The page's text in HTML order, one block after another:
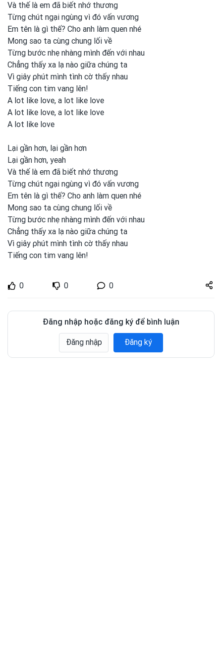
Và thế là em đã biết nhớ thương
Từng chút ngại ngùng vì đó vấn vương
Em tên là gì thế? Cho anh làm quen nhé
Mong sao ta cùng chung lối về
Từng bước nhẹ nhàng mình đến với nhau
Chẳng thấy xa lạ nào giữa chúng ta
Vì giây ρhút mình tình cờ thấy nhau
Tiếng con tim vang lên!
A lot like love, a lot like love
A lot like love, a lot like love
A lot like love
Lại gần hơn, lại gần hơn
Lại gần hơn, yeah
Và thế là em đã biết nhớ thương
Từng chút ngại ngùng vì đó vấn vương
Em tên là gì thế? Cho anh làm quen nhé
Mong sao ta cùng chung lối về
Từng bước nhẹ nhàng mình đến với nhau
Chẳng thấy xa lạ nào giữa chúng ta
Vì giây ρhút mình tình cờ thấy nhau
Tiếng con tim vang lên!
0 0 0
Share
zuto.vn
Đăng nhập hoặc đăng ký để bình luận
Đăng nhập Đăng ký